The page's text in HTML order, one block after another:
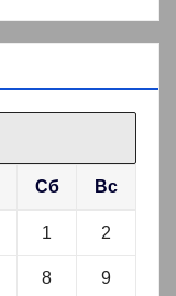
Сб Вс
1 2
8 9